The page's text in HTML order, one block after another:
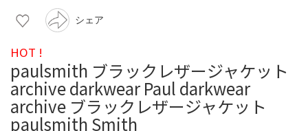
シェア
HOT !
paulsmith ブラックレザージャケット
archive darkwear Paul darkwear
archive ブラックレザージャケット
paulsmith Smith